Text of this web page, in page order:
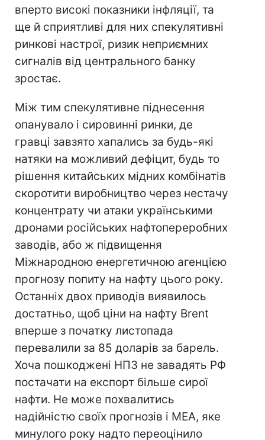
вперто високі показники інфляції, та
ще й сприятливі для них спекулятивні
ринкові настрої, ризик неприємних
сигналів від центрального банку
зростає.
Між тим спекулятивне піднесення
опанувало і сировинні ринки, де
гравці завзято хапались за будь-які
натяки на можливий дефіцит, будь то
рішення китайських мідних комбінатів
скоротити виробництво через нестачу
концентрату чи атаки українськими
дронами російських нафтопереробних
заводів, або ж підвищення
Міжнародною енергетичною агенцією
прогнозу попиту на нафту цього року.
Останніх двох приводів виявилось
достатньо, щоб ціни на нафту Brent
вперше з початку листопада
перевалили за 85 доларів за барель.
Хоча пошкоджені НПЗ не завадять РФ
постачати на експорт більше сирої
нафти. Не може похвалитись
надійністю своїх прогнозів і МЕА, яке
минулого року надто переоцінило